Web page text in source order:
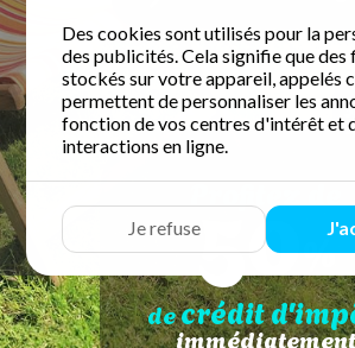
Des cookies sont utilisés pour la
des publicités. Cela signifie que des
stockés sur votre appareil, appelés
permettent de personnaliser les
fonction de vos centres d'intérêt et
interactions en ligne.
Je refuse
Profitez de
50%
decrédit
immédiatement